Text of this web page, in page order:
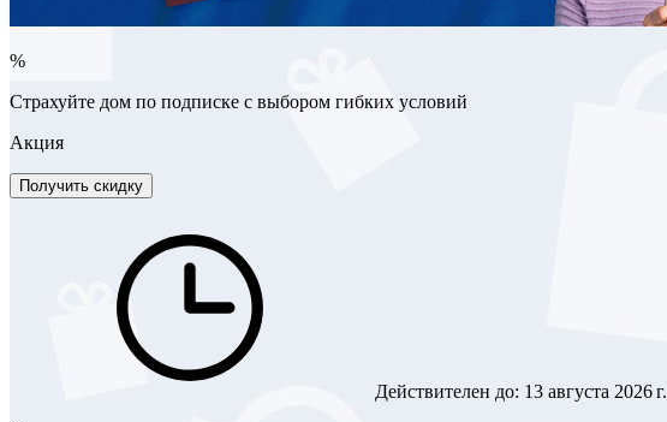
%
Страхуйте дом по подписке с выбором гибких условий
Акция
Получить скидку
Действителен до: 13 августа 2026 г.